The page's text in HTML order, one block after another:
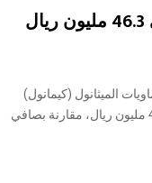
ارتفاع خسائر «كيمانول»4% إلى 46.3 مليون ريال
الميثانول (كيمانول)
للربع الثاني من عام 2026 بنسبة 4% إلى 46.36 مليون ريال، مقارنة بصافي